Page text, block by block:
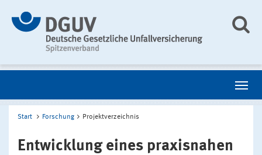
Start Forschung Projektverzeichnis
Entwicklung eines praxisnahen